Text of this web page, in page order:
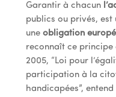
Garantir à chacun
publics ou privés, est
une obligation
reconnaît ce principe
2005, “Loi pour
participation à la
handicapées”,